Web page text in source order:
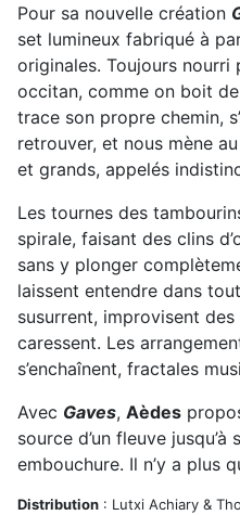
Pour sa nouvelle création
set lumineux fabriqué à
originales. Toujours nourri
occitan, comme on boit de
trace son propre chemin,
retrouver, et nous mène
et grands, appelés
Les tournes des
spirale, faisant des clins
sans y plonger
laissent entendre dans
susurrent, improvisent
caressent. Les
s’enchaînent, fractales
Avec Gaves, Aèdes
source d’un fleuve
embouchure. Il n’y a plus
Distribution : Lutxi Achiary &